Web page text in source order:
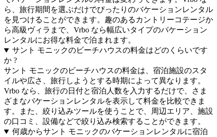
ら、旅行期間を選ぶだけでぴったりのバケーションレンタル
を見つけることができます。趣のあるカントリーコテージか
ら高級ヴィラまで、Vrbo なら幅広いタイプのバケーション
レンタルにお得な料金で泊まれます。
サント モニックのビーチハウスの料金はどのくらいです
か ?
サント モニックのビーチハウスの料金は、宿泊施設のスタ
イルや広さ、旅行しようとする時期によって異なります。
Vrbo なら、旅行の日付と宿泊人数を入力するだけで、さま
ざまなバケーションレンタルを表示して料金を比較できま
す。また、絞り込みツールを使うことで、周辺エリア、施設
の口コミ、設備などで絞り込み検索することができます。
何歳からサント モニックのバケーションレンタルに宿泊